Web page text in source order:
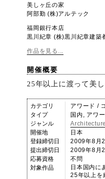
美しヶ丘の家
阿部勤 (株)アルテック
福岡銀行本店
黒川紀章 (株)黒川紀章建築
作品を見る...
開催概要
25年以上に渡って美
カテゴリ
アワード /
タイプ
国内, アワ
ジャンル
Architecture
開催地
日本
登録締切日
2009年8月
提出締切日
2009年8月
応募資格
不問
対象作品
日本国内に
25年以上を